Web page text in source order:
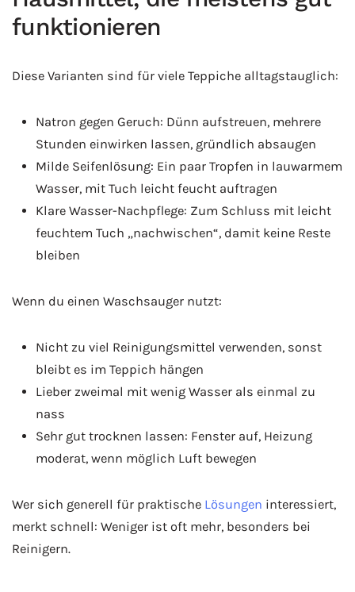
funktionieren
Diese Varianten sind für viele Teppiche alltagstauglich:
Natron gegen Geruch: Dünn aufstreuen, mehrere
Stunden einwirken lassen, gründlich absaugen
Milde Seifenlösung: Ein paar Tropfen in lauwarmem
Wasser, mit Tuch leicht feucht auftragen
Klare Wasser-Nachpflege: Zum Schluss mit leicht
feuchtem Tuch „nachwischen“, damit keine Reste
bleiben
Wenn du einen Waschsauger nutzt:
Nicht zu viel Reinigungsmittel verwenden, sonst
bleibt es im Teppich hängen
Lieber zweimal mit wenig Wasser als einmal zu
nass
Sehr gut trocknen lassen: Fenster auf, Heizung
moderat, wenn möglich Luft bewegen
Wer sich generell für praktische Lösungen interessiert,
merkt schnell: Weniger ist oft mehr, besonders bei
Reinigern.